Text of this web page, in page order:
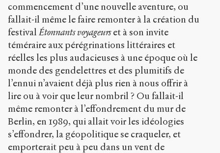
commencement d’une nouvelle aventure, ou
fallait-il même le faire remonter à la création du
festival Étonnantsvoyageurs et à son invite
téméraire aux pérégrinations littéraires et
réelles les plus audacieuses à une époque où le
monde des gendelettres et des plumitifs de
l’ennui n’avaient déjà plus rien à nous offrir à
lire ou à voir que leur nombril ? Ou fallait-il
même remonter à l’effondrement du mur de
Berlin, en 1989, qui allait voir les idéologies
s’effondrer, la géopolitique se craqueler, et
emporterait peu à peu dans un vent de